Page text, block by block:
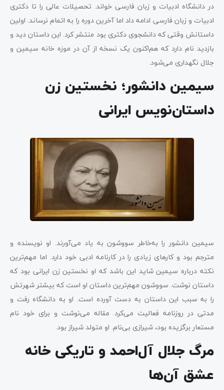
در دانشگاه ادبیات و زبان فارسی خواند. تحصیلات عالی را تا دکتری
ادبیات و زبان فارسی ادامه داد اما آخرین دوره را به اتمام نرساند. اولین
داستانش وقتی که دانشجوی دکتری بود منتشر کرد. این داستان دید و
بازدید نام دارد که هم‌اکنون یک نسخه از آن در موزه خانه سیمین و
جلال نگهداری می‌شود.
سیمین دانشور؛ نخستین زن
داستان‌نویس ایرانی
سیمین دانشور را به‌خاطر سووشون به یاد می‌آورند. او نویسنده و
مترجم بود و کارهای زیادی را در کارنامه ادبی خود دارد. اما مهم‌ترین
نکته درباره سیمین شاید این باشد که او نخستین زن ایرانی بود که
داستان نوشت. سووشون مهم‌ترین داستان او است که بیشتر شهرتش
را به سبب این داستان به دست آورده است. او به دانشگاه رفت و
مدتی در روزنامه فعالیت می‌کرد. مقاله می‌نوشت و برای خود نام
مستعار برگزیده بود، شیرازی بی‌نام. او متولد شیراز بود.
مرگ جلال آل‌احمد و تاریکی خانه
عشق ‌آن‌ها